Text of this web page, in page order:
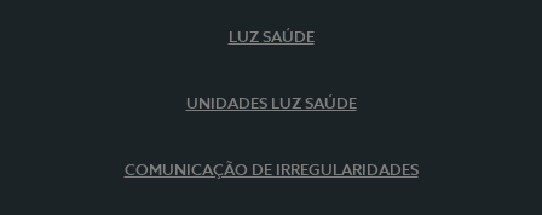
LUZ SAÚDE
UNIDADES LUZ SAÚDE
COMUNICAÇÃO DE IRREGULARIDADES